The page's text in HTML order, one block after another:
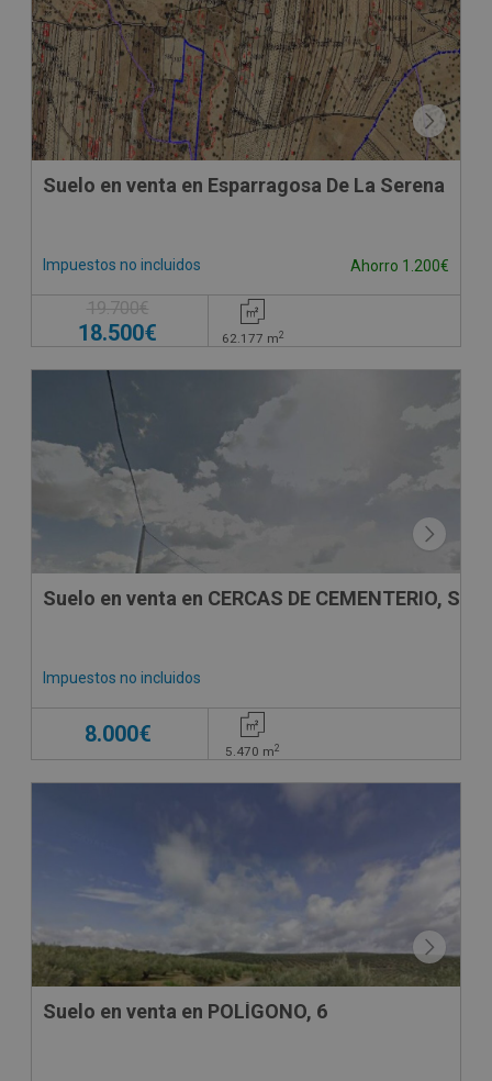
Suelo en venta en Esparragosa De La Serena
Impuestos no incluidos Ahorro 1.200€
19.700€
18.500€ 62.177 m2
CESIÓN DE REMATE
Suelo en venta en CERCAS DE CEMENTERIO, SN
Impuestos no incluidos
8.000€
5.470 m2
Suelo en venta en POLÍGONO, 6